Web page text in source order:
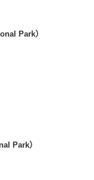
Park）
Park）